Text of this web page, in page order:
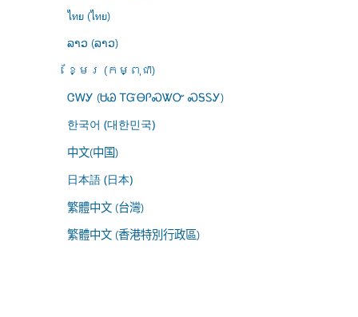
ไทย (ไทย)
ລາວ (ລາວ)
ខ្មែរ (កម្ពុជា)
ᏣᎳᎩ (ᏌᏊ ᎢᏳᎾᎵᏍᏔᏅ ᏍᎦᏚᎩ)
한국어 (대한민국)
中文(中国)
日本語 (日本)
繁體中文 (台灣)
繁體中文 (香港特別行政區)